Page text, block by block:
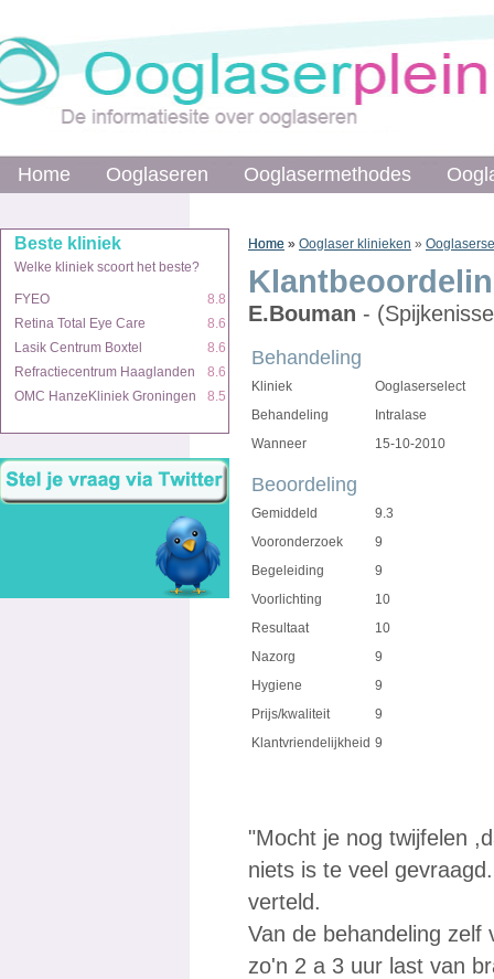
Home Ooglaseren Ooglasermethodes
Beste kliniek
Welke kliniek scoort het beste?
FYEO
8.8
Retina Total Eye Care
8.6
Lasik Centrum Boxtel
8.6
Refractiecentrum Haaglanden
8.6
OMC HanzeKliniek Groningen
8.5
Home »
Home Ooglaseren Ooglasermethodes
Beste kliniek
Welke kliniek scoort het beste?
FYEO
8.8
Retina Total Eye Care
8.6
Lasik Centrum Boxtel
8.6
Refractiecentrum Haaglanden
8.6
OMC HanzeKliniek Groningen
8.5
Home » Ooglaser klinieken »
E.Bouman -
Behandeling
Kliniek
Ooglaserselect
Behandeling
Intralase
Wanneer
15-10-2010
Beoordeling
Gemiddeld
9.3
Vooronderzoek
9
Begeleiding
9
Voorlichting
10
Resultaat
10
Nazorg
9
Hygiene
9
Prijs/kwaliteit
9
Klantvriendelijkheid 9
"Mocht je nog twijfelen
niets is te veel
verteld.
Van de behandeling zelf
zo'n 2 a 3 uur last van